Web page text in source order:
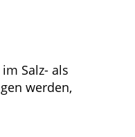
Salz- als
werden,